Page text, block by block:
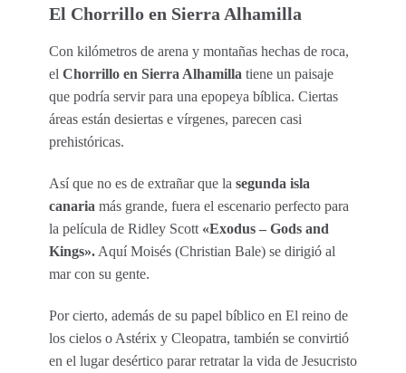
El Chorrillo en Sierra Alhamilla
Con kilómetros de arena y montañas hechas de roca,
el Chorrillo en Sierra Alhamilla tiene un paisaje
que podría servir para una epopeya bíblica. Ciertas
áreas están desiertas e vírgenes, parecen casi
prehistóricas.
Así que no es de extrañar que la segunda isla
canaria más grande, fuera el escenario perfecto para
la película de Ridley Scott «Exodus – Gods and
Kings». Aquí Moisés (Christian Bale) se dirigió al
mar con su gente.
Por cierto, además de su papel bíblico en El reino de
los cielos o Astérix y Cleopatra, también se convirtió
en el lugar desértico parar retratar la vida de Jesucristo